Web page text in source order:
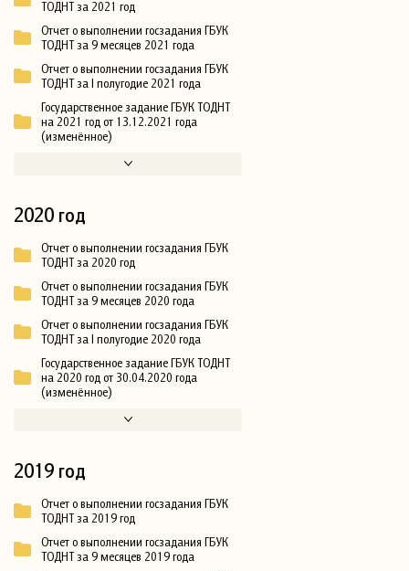
ТОДНТ за 2021 год
Отчет о выполнении госзадания ГБУК
ТОДНТ за 9 месяцев 2021 года
Отчет о выполнении госзадания ГБУК
ТОДНТ за I полугодие 2021 года
Государственное задание ГБУК ТОДНТ
на 2021 год от 13.12.2021 года
(изменённое)
2020 год
Отчет о выполнении госзадания ГБУК
ТОДНТ за 2020 год
Отчет о выполнении госзадания ГБУК
ТОДНТ за 9 месяцев 2020 года
Отчет о выполнении госзадания ГБУК
ТОДНТ за I полугодие 2020 года
Государственное задание ГБУК ТОДНТ
на 2020 год от 30.04.2020 года
(изменённое)
2019 год
Отчет о выполнении госзадания ГБУК
ТОДНТ за 2019 год
Отчет о выполнении госзадания ГБУК
ТОДНТ за 9 месяцев 2019 года